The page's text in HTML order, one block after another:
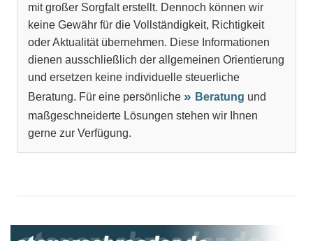
mit großer Sorgfalt erstellt. Dennoch können wir
keine Gewähr für die Vollständigkeit, Richtigkeit
oder Aktualität übernehmen. Diese Informationen
dienen ausschließlich der allgemeinen Orientierung
und ersetzen keine individuelle steuerliche
Beratung. Für eine persönliche
Beratung und
maßgeschneiderte Lösungen stehen wir Ihnen
gerne zur Verfügung.